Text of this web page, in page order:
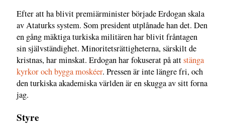
Efter att ha blivit premiärminister började Erdogan skala
av Ataturks system. Som president utplånade han det. Den
en gång mäktiga turkiska militären har blivit fråntagen
sin självständighet. Minoritetsrättigheterna, särskilt de
kristnas, har minskat. Erdogan har fokuserat på attstänga
kyrkor och bygga moskéer. Pressen är inte längre fri, och
den turkiska akademiska världen är en skugga av sitt forna
jag.
Styre